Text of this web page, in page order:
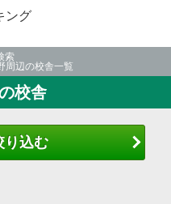
ング
索
周辺の校舎一覧
校舎
り込む